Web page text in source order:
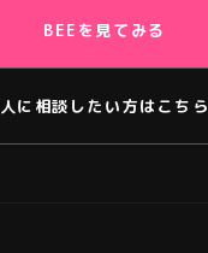
BEEを見てみる
人に相談したい方はこちら